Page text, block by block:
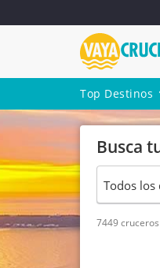
Top Destinos
Busca
7449